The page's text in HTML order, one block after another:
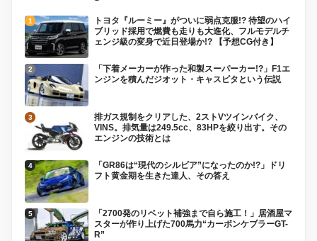
トヨタ『ルーミー』がついに弱点克服!? 待望のハイ
ブリッド採用で燃費も走りも大進化、フルモデルチ
ェンジ級の変身で近日登場か!? 【予想CG付き】
「下着メーカーが作った和製スーパーカー!?」F1エ
ンジンを積んだジオット・キャスピタという伝説
排ガス規制をクリアした、2ストVツインバイク、
VINS。排気量は249.5cc、83HPを絞り出す。その
エンジンの技術とは
「GR86は“現代のシルビア”になったのか!?」ドリ
フト黄金期を生きた達人、その答え
「2700発のリベット補強まで自ら施工！」居酒屋マ
スターが作り上げた700馬力“カーボンケブラーGT-
R”